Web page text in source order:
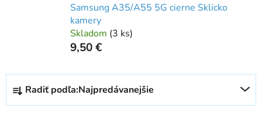
Samsung A35/A55 5G cierne Sklicko
kamery
Skladom (3 ks)
9,50 €
R
d
Radiť podľa:Najpredávanejšie